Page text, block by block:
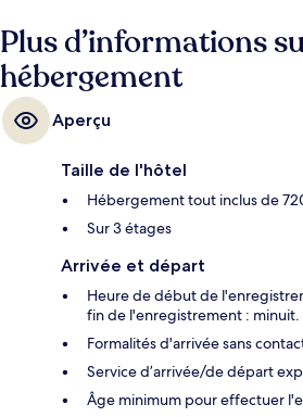
Plus d’informations
hébergement
Aperçu
Taille de l'hôtel
Hébergement tout inclus de
Sur 3 étages
Arrivée et départ
Heure de début de
fin de l'enregistrement : minuit.
Formalités d'arrivée sans
Service d’arrivée/de départ
Âge minimum pour effectuer